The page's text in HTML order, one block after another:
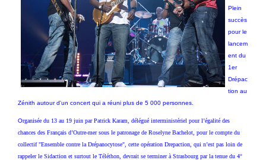
Plein
succès
pour le
lancem
ent du
1er
Drépac
tion au
Zénith autour d'un concert qui a réuni plus de 5 000 personnes.
Organisée du 13 au 19 juin par Patrick Karam, délégué interministériel pour l’égalité des
chances des Français d’Outre-mer sous le patronage de Roselyne Bachelot, pour le compte du
collectif "Ensemble contre la Drépanocytose", cette opération Drepaction , qui n’est pas loin de
rappeler le Sidaction et surtout le Téléthon, devrait se terminer à Strasbourg par la tenue du 4°